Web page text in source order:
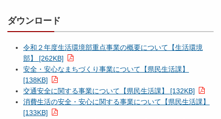
ダウンロード
令和２年度生活環境部重点事業の概要について【生活環境
部】 [262KB]
安全・安心なまちづくり事業について【県民生活課】
[138KB]
交通安全に関する事業について【県民生活課】 [132KB]
消費生活の安全・安心に関する事業について【県民生活課】
[133KB]